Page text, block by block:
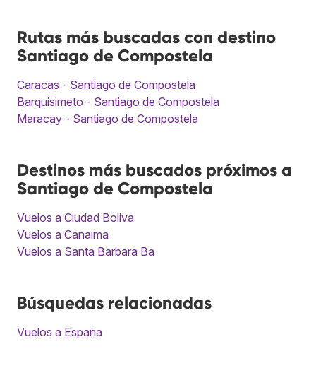
Rutas más buscadas con destino
Santiago de Compostela
Caracas - Santiago de Compostela
Barquisimeto - Santiago de Compostela
Maracay - Santiago de Compostela
Destinos más buscados próximos a
Santiago de Compostela
Vuelos a Ciudad Boliva
Vuelos a Canaima
Vuelos a Santa Barbara Ba
Búsquedas relacionadas
Vuelos a España